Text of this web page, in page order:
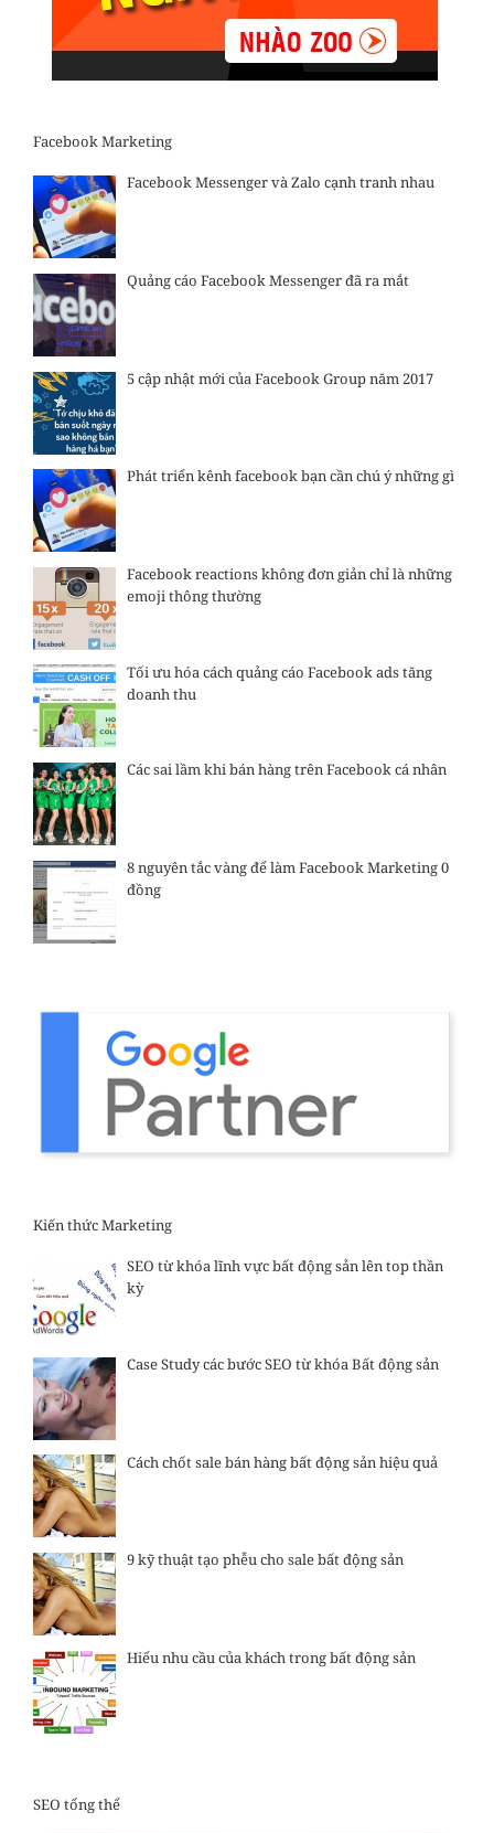
Facebook Marketing
Facebook Messenger và Zalo cạnh tranh nhau
Quảng cáo Facebook Messenger đã ra mắt
5 cập nhật mới của Facebook Group năm 2017
Phát triển kênh facebook bạn cần chú ý những gì
Facebook reactions không đơn giản chỉ là những
emoji thông thường
Tối ưu hóa cách quảng cáo Facebook ads tăng
doanh thu
Các sai lầm khi bán hàng trên Facebook cá nhân
8 nguyên tắc vàng để làm Facebook Marketing 0
đồng
Kiến thức Marketing
SEO từ khóa lĩnh vực bất động sản lên top thần
kỳ
Case Study các bước SEO từ khóa Bất động sản
Cách chốt sale bán hàng bất động sản hiệu quả
9 kỹ thuật tạo phễu cho sale bất động sản
Hiểu nhu cầu của khách trong bất động sản
SEO tổng thể